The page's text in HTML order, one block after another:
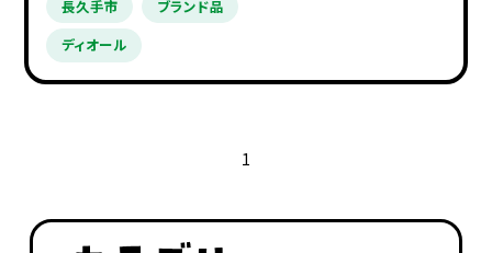
長久手市
ブランド品
ディオール
1